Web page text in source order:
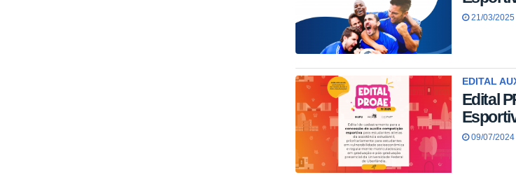
21/03/2025
EDITAL
Edital
09/07/2024